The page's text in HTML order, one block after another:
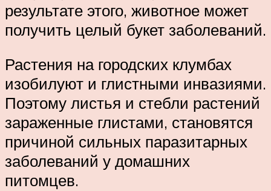
результате этого, животное может
получить целый букет заболеваний.
Растения на городских клумбах
изобилуют и глистными инвазиями.
Поэтому листья и стебли растений
зараженные глистами, становятся
причиной сильных паразитарных
заболеваний у домашних
питомцев.